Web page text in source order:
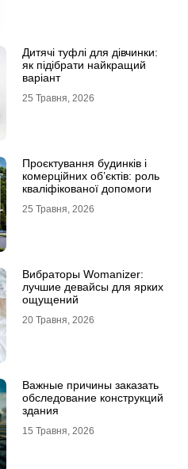
Дитячі туфлі для дівчинки:
як підібрати найкращий
варіант
25 Травня, 2026
Проєктування будинків і
комерційних об’єктів: роль
кваліфікованої допомоги
25 Травня, 2026
Вибраторы Womanizer:
лучшие девайсы для ярких
ощущений
20 Травня, 2026
Важные причины заказать
обследование конструкций
здания
15 Травня, 2026